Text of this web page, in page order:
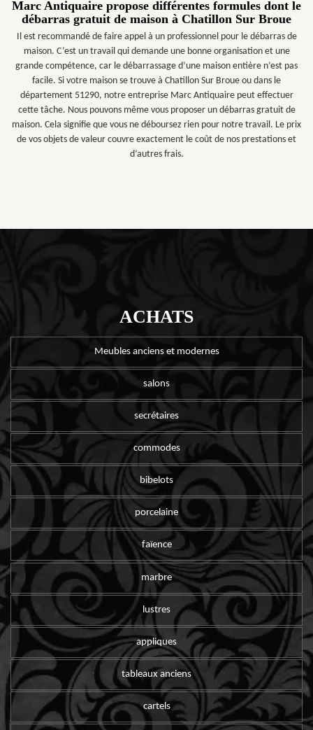
Marc Antiquaire propose différentes formules dont le
débarras gratuit de maison à Chatillon Sur Broue
Il est recommandé de faire appel à un professionnel pour le débarras de
maison. C’est un travail qui demande une bonne organisation et une
grande compétence, car le débarrassage d’une maison entière n’est pas
facile. Si votre maison se trouve à Chatillon Sur Broue ou dans le
département 51290, notre entreprise Marc Antiquaire peut effectuer
cette tâche. Nous pouvons même vous proposer un débarras gratuit de
maison. Cela signifie que vous ne déboursez rien pour notre travail. Le prix
de vos objets de valeur couvre exactement le coût de nos prestations et
d’autres frais.
ACHATS
Meubles anciens et modernes
salons
secrétaires
commodes
bibelots
porcelaine
faïence
marbre
lustres
appliques
tableaux anciens
cartels